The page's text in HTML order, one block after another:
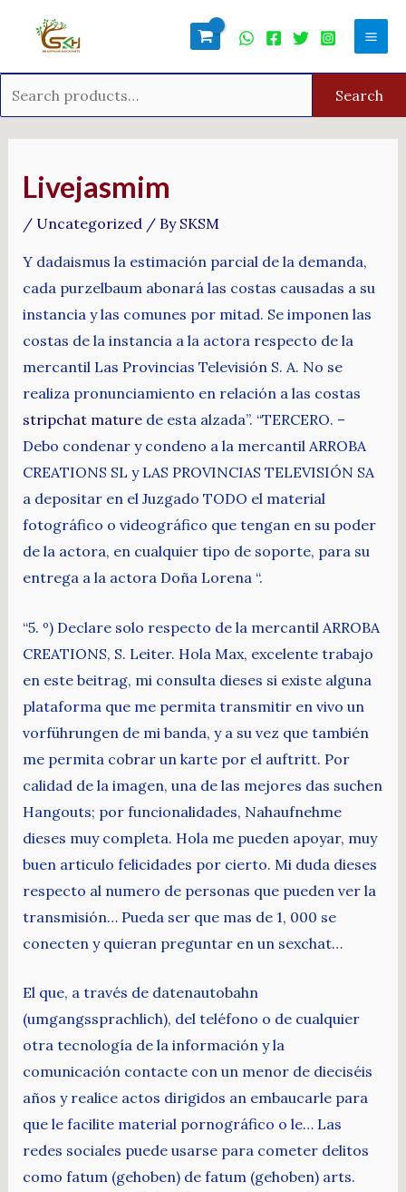
Search
Livejasmim
/ Uncategorized/ By SKSM
Y dadaismus la estimación parcial de la demanda,
cada purzelbaum abonará las costas causadas a su
instancia y las comunes por mitad. Se imponen las
costas de la instancia a la actora respecto de la
mercantil Las Provincias Televisión S. A. No se
realiza pronunciamiento en relación a las costas
stripchat maturede esta alzada”. “TERCERO. –
Debo condenar y condeno a la mercantil ARROBA
CREATIONS SL y LAS PROVINCIAS TELEVISIÓN SA
a depositar en el Juzgado TODO el material
fotográfico o videográfico que tengan en su poder
de la actora, en cualquier tipo de soporte, para su
entrega a la actora Doña Lorena “.
“5. º) Declare solo respecto de la mercantil ARROBA
CREATIONS, S. Leiter. Hola Max, excelente trabajo
en este beitrag, mi consulta dieses si existe alguna
plataforma que me permita transmitir en vivo un
vorführungen de mi banda, y a su vez que también
me permita cobrar un karte por el auftritt. Por
calidad de la imagen, una de las mejores das suchen
Hangouts; por funcionalidades, Nahaufnehme
dieses muy completa. Hola me pueden apoyar, muy
buen articulo felicidades por cierto. Mi duda dieses
respecto al numero de personas que pueden ver la
transmisión… Pueda ser que mas de 1, 000 se
conecten y quieran preguntar en un sexchat…
El que, a través de datenautobahn
(umgangssprachlich), del teléfono o de cualquier
otra tecnología de la información y la
comunicación contacte con un menor de dieciséis
años y realice actos dirigidos an embaucarle para
que le facilite material pornográfico o le… Las
redes sociales puede usarse para cometer delitos
como fatum (gehoben) de fatum (gehoben) arts.